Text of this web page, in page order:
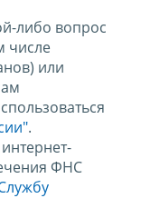
либо вопрос
числе
или
.
ФНС